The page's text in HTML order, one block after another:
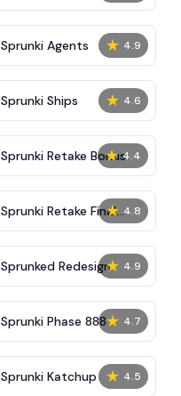
★ 4.9
Sprunki Agents
★ 4.6
Sprunki Ships
★ 4.4
Sprunki Retake Bonus
★ 4.8
Sprunki Retake Final
Update
★ 4.9
Sprunked Redesign
★ 4.7
Sprunki Phase 888
★ 4.5
Sprunki Katchup